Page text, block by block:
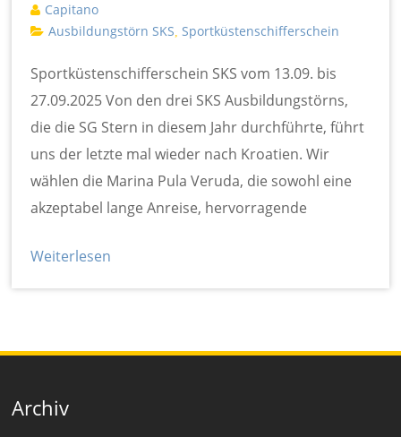
Capitano
Ausbildungstörn SKS Sportküstenschifferschein
Sportküstenschifferschein SKS vom 13.09. bis
27.09.2025 Von den drei SKS Ausbildungstörns,
die die SG Stern in diesem Jahr durchführte, führt
uns der letzte mal wieder nach Kroatien. Wir
wählen die Marina Pula Veruda, die sowohl eine
akzeptabel lange Anreise, hervorragende
Weiterlesen
Archiv